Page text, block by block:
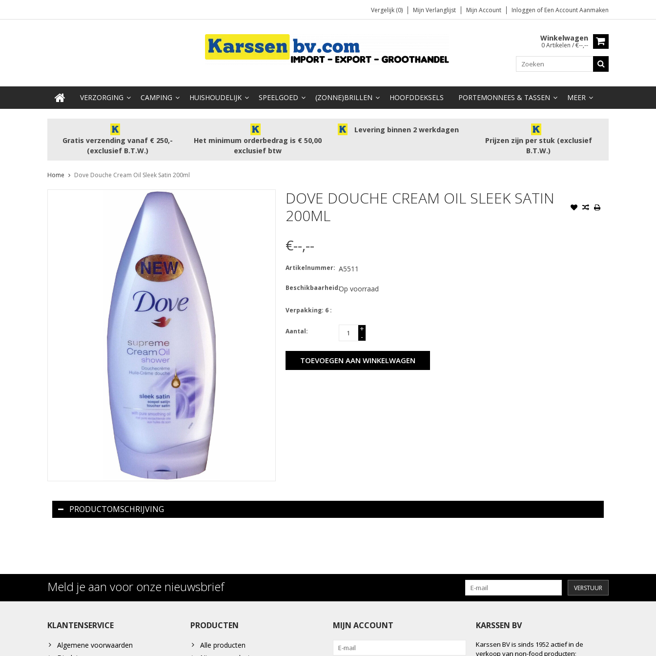
Vergelijk (0) Mijn Verlanglijst Mijn Account Inloggen of Een Account Aanmaken
Winkelwagen
0 Artikelen / €--,--
VERZORGING CAMPING HUISHOUDELIJK SPEELGOED (ZONNE)BRILLEN HOOFDDEKSELS PORTEMONNEES & TASSEN MEER
Gratis verzending vanaf € 250,-
(exclusief B.T.W.)
Het minimum orderbedrag is € 50,00
exclusief btw
Levering binnen 2 werkdagen
Prijzen zijn per stuk (exclusief
B.T.W.)
Home Dove Douche Cream Oil Sleek Satin 200ml
DOVE DOUCHE CREAM OIL SLEEK SATIN
200ML
€--,--
Artikelnummer: A5511
Beschikbaarheid:Op voorraad
Verpakking: 6 :
Aantal:
+
-
TOEVOEGEN AAN WINKELWAGEN
PRODUCTOMSCHRIJVING
Meld je aan voor onze nieuwsbrief VERSTUUR
KLANTENSERVICE
Algemene voorwaarden
PRODUCTEN
Alle producten
MIJN ACCOUNT KARSSEN BV
Karssen BV is sinds 1952 actief in de
verkoop van non-food producten;